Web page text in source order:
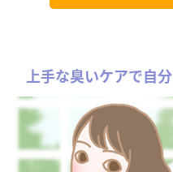
上手な臭いケアで自